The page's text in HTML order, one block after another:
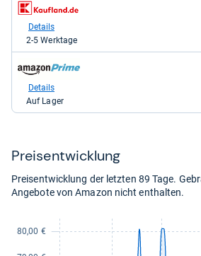
Shop:
Kaufland
kaufen.
Details
2-5 Werktage
zum
Shop:
Amazon.de
Details
Auf Lager
Preis­ent­wick­lung
Preisentwicklung der letzten 89 Tage.
Angebote von Amazon nicht enthalten.